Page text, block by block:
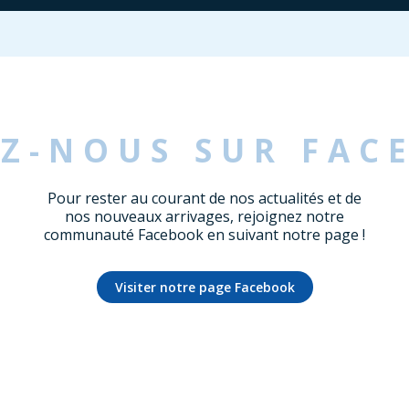
NOUS SUR
Pour rester au courant de nos actualités et de
nos nouveaux arrivages, rejoignez notre
communauté Facebook en suivant notre page !
Visiter notre page Facebook